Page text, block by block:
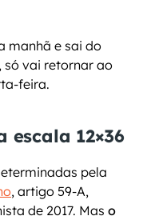
manhã e sai do
só vai retornar ao
feira.
escala 12×36
, artigo 59-A,
de 2017. Mas o